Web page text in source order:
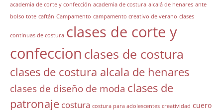
academia de corte y confección academia de costura alcalá de henares ante
bolso tote caftán Campamento campamento creativo de verano clases
continuas de costura clases de corte y
confeccion clases de costura
clases de costura alcala de henares
clases de diseño de moda clases de
patronaje costura costura para adolescentes creatividad cuero